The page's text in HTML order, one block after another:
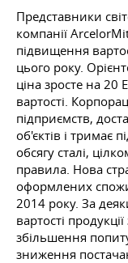
Представники
компанії
підвищення
цього року.
ціна зросте на 20
вартості.
підприємств,
об'єктів і тримає
обсягу сталі,
правила. Нова
оформлених
2014 року. За
вартості
збільшення
зниження